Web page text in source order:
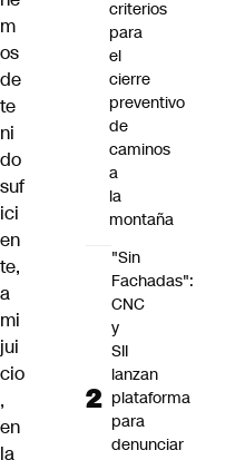
m
os
de
te
ni
do
suf
ici
en
te,
a
mi
jui
cio
,
en
la
criterios
para
el
cierre
preventivo
de
caminos
a
la
montaña
"Sin
Fachadas":
CNC
y
SII
lanzan
plataforma
para
denunciar